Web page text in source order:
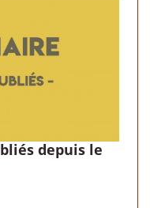
depuis le